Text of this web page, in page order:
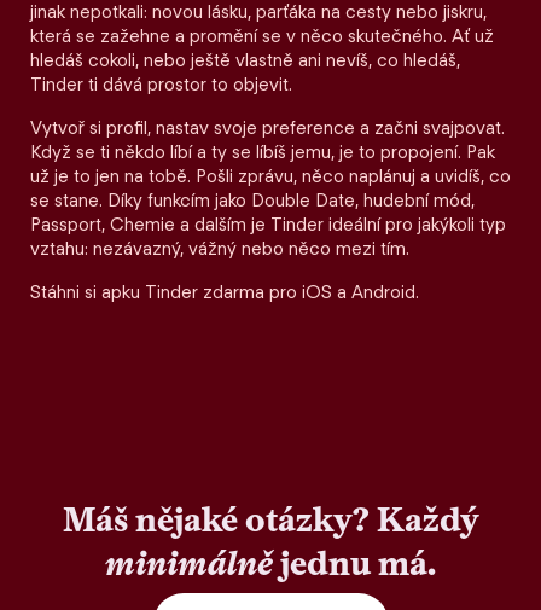
jinak nepotkali: novou lásku, parťáka na cesty nebo jiskru,
která se zažehne a promění se v něco skutečného. Ať už
hledáš cokoli, nebo ještě vlastně ani nevíš, co hledáš,
Tinder ti dává prostor to objevit.
Vytvoř si profil, nastav svoje preference a začni svajpovat.
Když se ti někdo líbí a ty se líbíš jemu, je to propojení. Pak
už je to jen na tobě. Pošli zprávu, něco naplánuj a uvidíš, co
se stane. Díky funkcím jako Double Date, hudební mód,
Passport, Chemie a dalším je Tinder ideální pro jakýkoli typ
vztahu: nezávazný, vážný nebo něco mezi tím.
Stáhni si apku Tinder zdarma pro iOS a Android.
Máš nějaké otázky? Každý
minimálnějednu má.